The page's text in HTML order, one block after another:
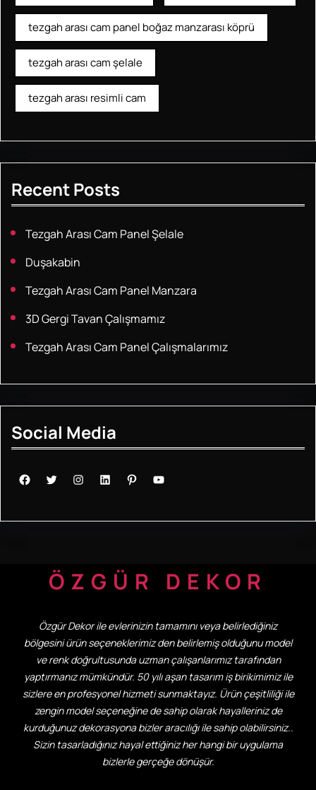
tezgah arası cam panel boğaz manzarası köprü
tezgah arası cam şelale
tezgah arası resimli cam
Recent Posts
Tezgah Arası Cam Panel Şelale
Duşakabin
Tezgah Arası Cam Panel Manzara
3D Gergi Tavan Çalışmamız
Tezgah Arası Cam Panel Çalışmalarımız
Social Media
Facebook Twitter Instagram LinkedIn Pinterest YouTube
ÖZGÜR DEKOR
Özgür Dekor ile evlerinizin tamamını veya belirlediğiniz
bölgesini ürün seçeneklerimiz den belirlemiş olduğunu model
ve renk doğrultusunda uzman çalışanlarımız tarafından
yaptırmanız mümkündür. 50 yılı aşan tasarım iş birikimimiz ile
sizlere en profesyonel hizmeti sunmaktayız. Ürün çeşitliliği ile
zengin model seçeneğine de sahip olarak hayalleriniz de
kurduğunuz dekorasyona bizler aracılığı ile sahip olabilirsiniz..
Sizin tasarladığınız hayal ettiğiniz her hangi bir uygulama
bizlerle gerçeğe dönüşür.